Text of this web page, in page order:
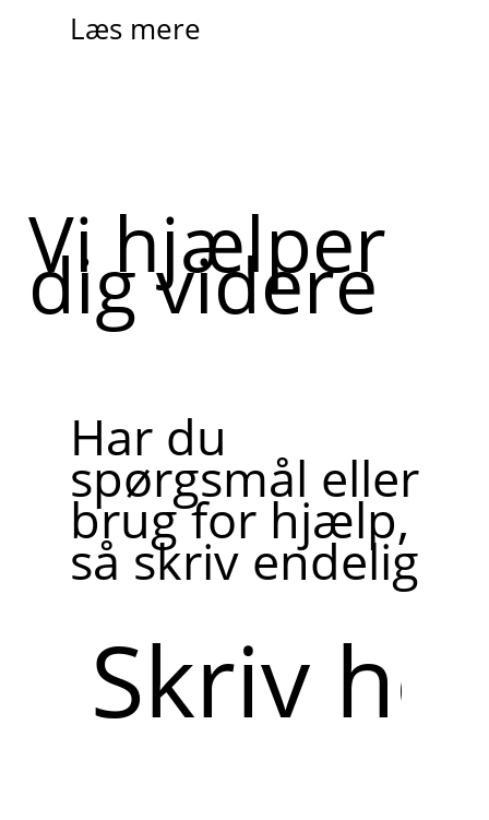
Læs mere
Vi hjælper
dig videre
Har du
spørgsmål eller
brug for hjælp,
så skriv endelig
her